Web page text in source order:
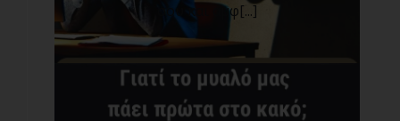
σου και αμφ[...]